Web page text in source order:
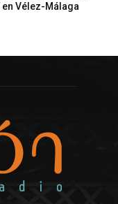
Vélez-Málaga